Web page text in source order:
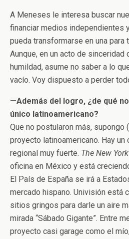
A Meneses le interesa buscar
financiar medios independientes
pueda transformarse en una para
Aunque, en un acto de sinceridad
humildad, asume no saber a lo
vacío. Voy dispuesto a perder
—Además del logro, ¿de qué
único latinoamericano?
Que no postularon más, supongo
proyecto latinoamericano. Hay
regional muy fuerte. The New
oficina en México y está
El País de España se irá a
mercado hispano. Univisión está
sitios gringos para darle un aire
mirada “Sábado Gigante”. Entre
proyecto casi garage como el